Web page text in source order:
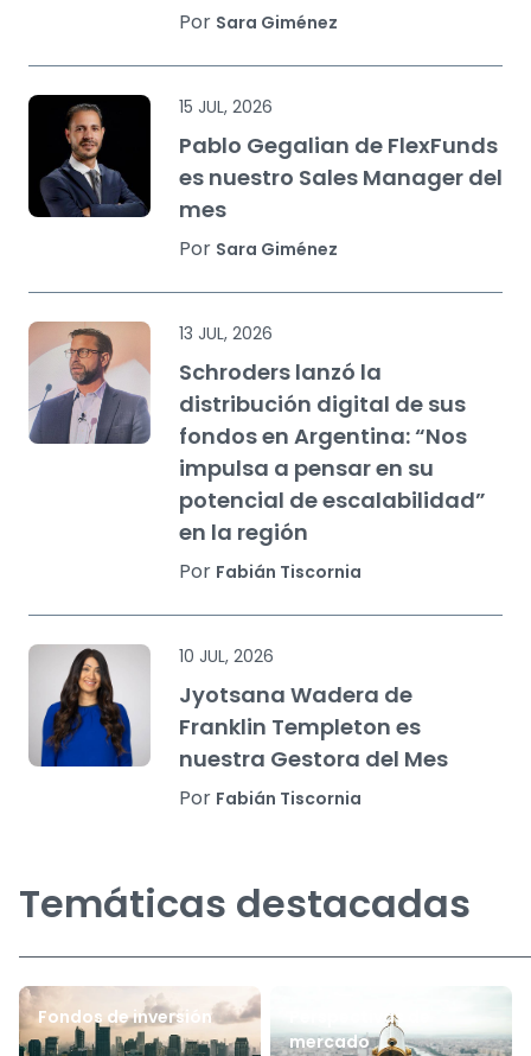
Por Sara Giménez
15 JUL, 2026
Pablo Gegalian de FlexFunds
es nuestro Sales Manager del
mes
Por Sara Giménez
13 JUL, 2026
Schroders lanzó la
distribución digital de sus
fondos en Argentina: “Nos
impulsa a pensar en su
potencial de escalabilidad”
en la región
Por Fabián Tiscornia
10 JUL, 2026
Jyotsana Wadera de
Franklin Templeton es
nuestra Gestora del Mes
Por Fabián Tiscornia
Temáticas destacadas
Fondos de inversión
Perspectivas de
mercado